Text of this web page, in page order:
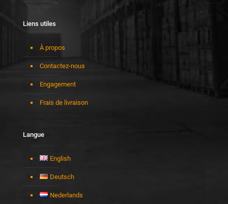
Liens utiles
À propos
Contactez-nous
Engagement
Frais de livraison
Langue
English
Deutsch
Nederlands